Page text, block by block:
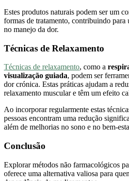
Estes produtos naturais podem ser um
formas de tratamento, contribuindo para
no manejo da dor.
Técnicas de Relaxamento
Técnicas de relaxamento, como a
visualização guiada, podem ser
dor crónica. Estas práticas ajudam a
relaxamento muscular e têm um efeito
Ao incorporar regularmente estas
pessoas encontram uma redução
além de melhorias no sono e no bem-
Conclusão
Explorar métodos não farmacológicos
oferece uma alternativa valiosa para